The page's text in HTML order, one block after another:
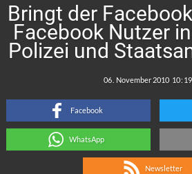
Bringt der
Facebook Nutzer
Polizei und
:
Facebook
WhatsApp
Newsletter